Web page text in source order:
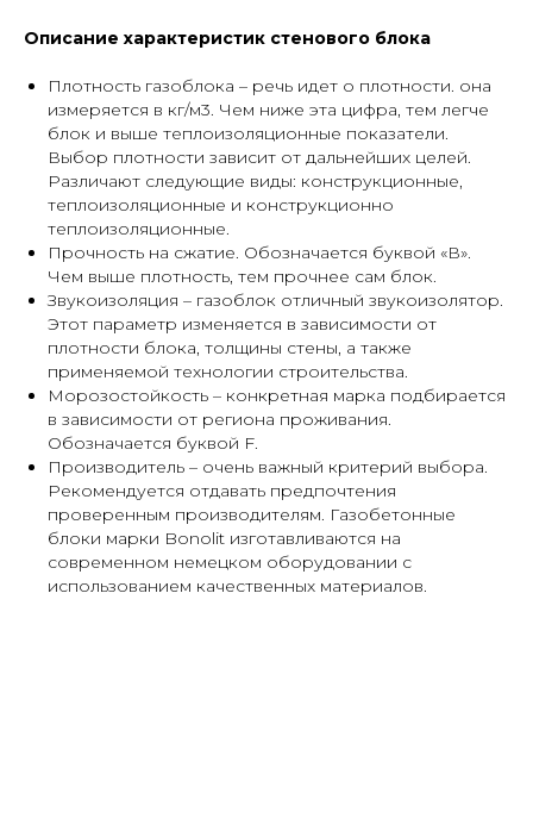
Описание характеристик стенового блока
Плотность газоблока – речь идет о плотности. она
измеряется в кг/м3. Чем ниже эта цифра, тем легче
блок и выше теплоизоляционные показатели.
Выбор плотности зависит от дальнейших целей.
Различают следующие виды: конструкционные,
теплоизоляционные и конструкционно
теплоизоляционные.
Прочность на сжатие. Обозначается буквой «В».
Чем выше плотность, тем прочнее сам блок.
Звукоизоляция – газоблок отличный звукоизолятор.
Этот параметр изменяется в зависимости от
плотности блока, толщины стены, а также
применяемой технологии строительства.
Морозостойкость – конкретная марка подбирается
в зависимости от региона проживания.
Обозначается буквой F.
Производитель – очень важный критерий выбора.
Рекомендуется отдавать предпочтения
проверенным производителям. Газобетонные
блоки марки Bonolit изготавливаются на
современном немецком оборудовании с
использованием качественных материалов.